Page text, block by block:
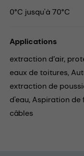
0°C jusqu'à 70°C
Applications
extraction d’air,
eaux de toitures,
extraction de
d'eau,Aspiration de
câbles